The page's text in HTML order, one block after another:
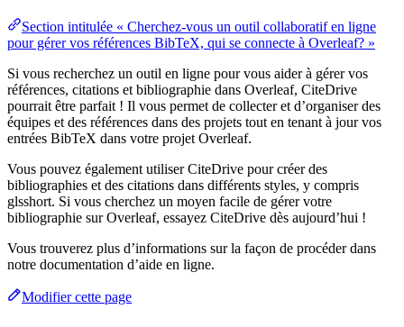
Section intitulée « Cherchez-vous un outil collaboratif en ligne
pour gérer vos références BibTeX, qui se connecte à Overleaf? »
Si vous recherchez un outil en ligne pour vous aider à gérer vos
références, citations et bibliographie dans Overleaf, CiteDrive
pourrait être parfait ! Il vous permet de collecter et d’organiser des
équipes et des références dans des projets tout en tenant à jour vos
entrées BibTeX dans votre projet Overleaf.
Vous pouvez également utiliser CiteDrive pour créer des
bibliographies et des citations dans différents styles, y compris
glsshort. Si vous cherchez un moyen facile de gérer votre
bibliographie sur Overleaf, essayez CiteDrive dès aujourd’hui !
Vous trouverez plus d’informations sur la façon de procéder dans
notre documentation d’aide en ligne.
Modifier cette page